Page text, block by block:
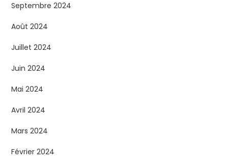
Septembre 2024
Août 2024
Juillet 2024
Juin 2024
Mai 2024
Avril 2024
Mars 2024
Février 2024